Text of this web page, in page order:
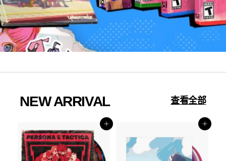
NEW ARRIVAL 查看全部
添加到购物车 添加到购物车